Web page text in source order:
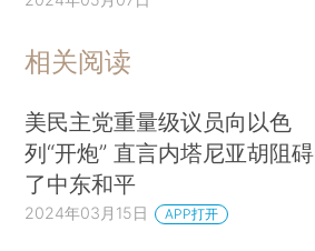
相关阅读
美民主党重量级议员向以色
列“开炮” 直言内塔尼亚胡阻碍
了中东和平
2024年03月15日 APP打开